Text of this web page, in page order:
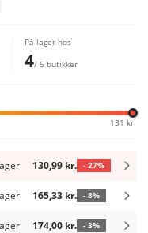
På lager hos
4/ 5 butikker
131 kr.
130,99 kr. - 27%
165,33 kr. - 8%
174,00 kr. - 3%